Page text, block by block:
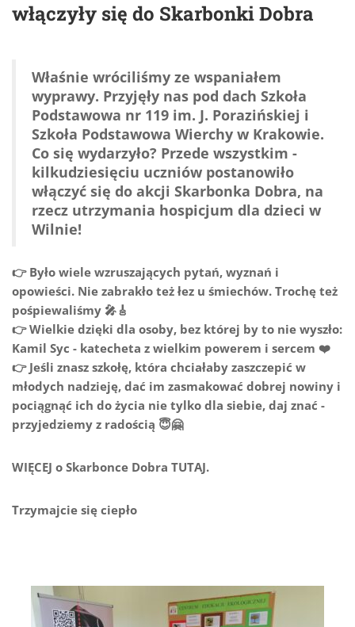
włączyły się do Skarbonki Dobra
Właśnie wróciliśmy ze wspaniałem
wyprawy. Przyjęły nas pod dach Szkoła
Podstawowa nr 119 im. J. Porazińskiej i
Szkoła Podstawowa Wierchy w Krakowie.
Co się wydarzyło? Przede wszystkim -
kilkudziesięciu uczniów postanowiło
włączyć się do akcji Skarbonka Dobra, na
rzecz utrzymania hospicjum dla dzieci w
Wilnie!
👉 Było wiele wzruszających pytań, wyznań i
opowieści. Nie zabrakło też łez u śmiechów. Trochę też
pośpiewaliśmy 🎤🎸
👉 Wielkie dzięki dla osoby, bez której by to nie wyszło:
Kamil Syc - katecheta z wielkim powerem i sercem ❤️
👉 Jeśli znasz szkołę, która chciałaby zaszczepić w
młodych nadzieję, dać im zasmakować dobrej nowiny i
pociągnąć ich do życia nie tylko dla siebie, daj znać -
przyjedziemy z radością 😇🤗
WIĘCEJ o Skarbonce Dobra TUTAJ.
Trzymajcie się ciepło